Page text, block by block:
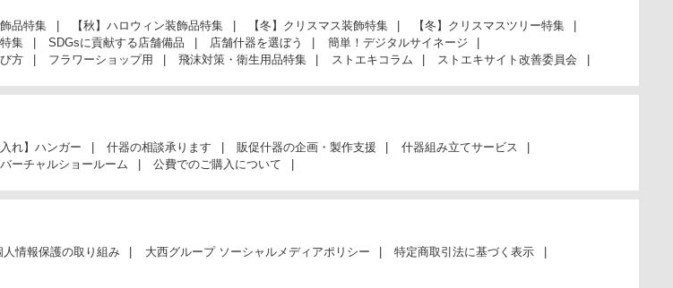
品特集 【秋】ハロウィン装飾品特集 【冬】クリスマス装飾特集
【冬】クリスマスツリー特集
集 SDGsに貢献する店舗備品 店舗什器を選ぼう
簡単！デジタルサイネージ
方 フラワーショップ用 飛沫対策・衛生用品特集 ストエキコラム ストエキサイト改善委員会
入れ】ハンガー 什器の相談承ります 販促什器の企画・製作支援
什器組み立てサービス
バーチャルショールーム 公費でのご購入について
人情報保護の取り組み 大西グループ ソーシャルメディアポリシー
特定商取引法に基づく表示